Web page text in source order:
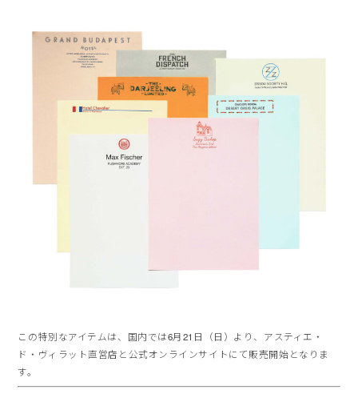
この特別なアイテムは、国内では6月21日（日）より、アスティエ・
ド・ヴィラット直営店と公式オンラインサイトにて販売開始となりま
す。